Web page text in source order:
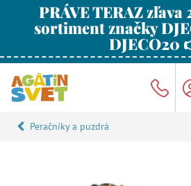
PRÁVE TERAZ zľava
sortiment značky
DJECO20
Peračníky a puzdrá